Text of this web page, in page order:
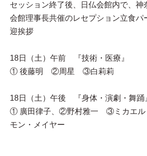
セッション終了後、日仏会館内で、神
会館理事長共催のレセプション立食パ
迎挨拶
18日（土）午前 『技術・医
① 後藤明 ②周星 ③白莉莉
18日（土）午後 『身体・演劇・舞踊
① 廣田律子、②野村雅一 ③ミカエ
モン・メイヤー